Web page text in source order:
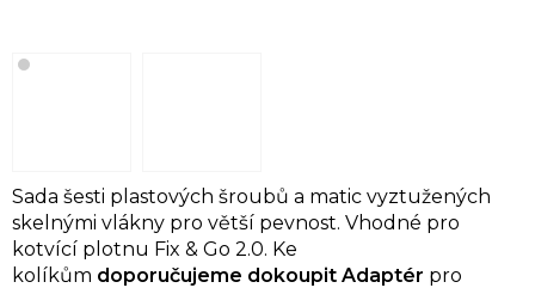
Sada šesti plastových šroubů a matic vyztužených
skelnými vlákny pro větší pevnost. Vhodné pro
kotvící plotnu Fix & Go 2.0. Ke
kolíkům doporučujeme dokoupit Adaptér pro